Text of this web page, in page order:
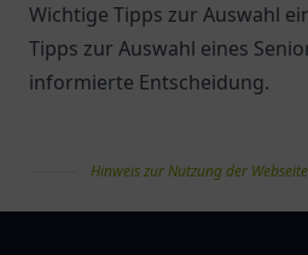
Wichtige Tipps zur Auswahl
Tipps zur Auswahl eines
informierte Entscheidung.
Hinweis zur Nutzung der